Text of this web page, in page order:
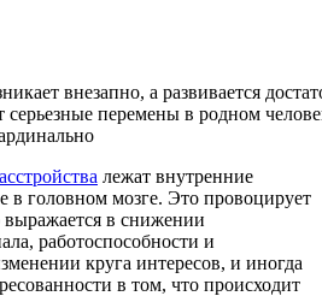
внезапно, а развивается
серьезные перемены в родном
лежат внутренние
в головном мозге. Это провоцирует
в снижении
работоспособности и
круга интересов, и иногда
в том, что происходит